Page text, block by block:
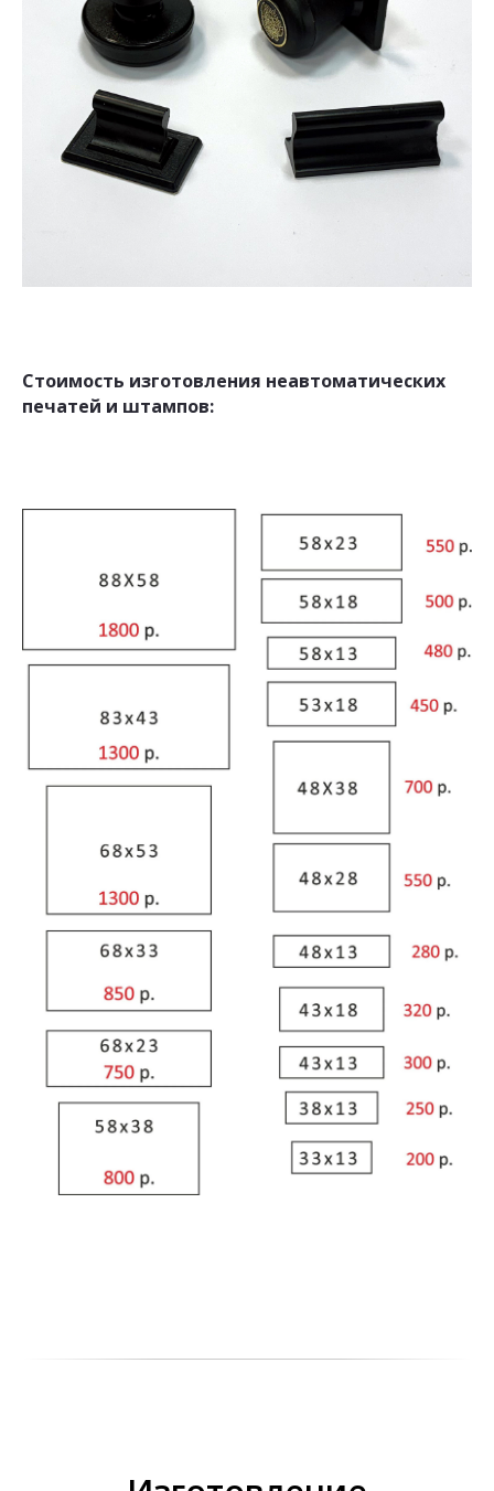
Стоимость изготовления неавтоматических
печатей и штампов: